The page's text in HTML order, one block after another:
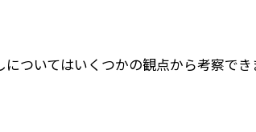
ついてはいくつかの観点から考察で